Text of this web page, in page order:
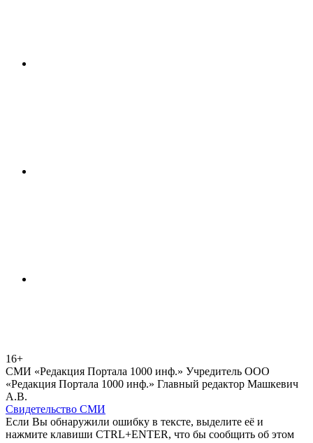
16+
СМИ «Редакция Портала 1000 инф.» Учредитель ООО
«Редакция Портала 1000 инф.» Главный редактор Машкевич
А.В.
Свидетельство СМИ
Если Вы обнаружили ошибку в тексте, выделите её и
нажмите клавиши CTRL+ENTER, что бы сообщить об этом